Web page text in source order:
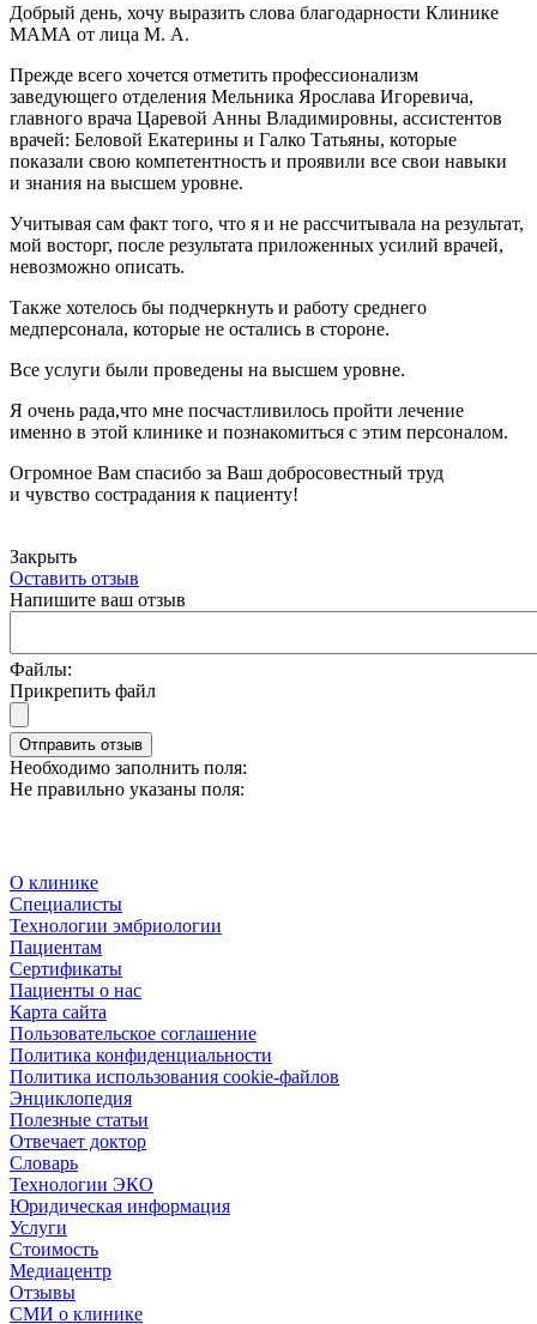
Добрый день, хочу выразить слова благодарности Клинике
МАМА от лица М. А.
Прежде всего хочется отметить профессионализм
заведующего отделения Мельника Ярослава Игоревича,
главного врача Царевой Анны Владимировны, ассистентов
врачей: Беловой Екатерины и Галко Татьяны, которые
показали свою компетентность и проявили все свои навыки
и знания на высшем уровне.
Учитывая сам факт того, что я и не рассчитывала на результат,
мой восторг, после результата приложенных усилий врачей,
невозможно описать.
Также хотелось бы подчеркнуть и работу среднего
медперсонала, которые не остались в стороне.
Все услуги были проведены на высшем уровне.
Я очень рада,что мне посчастливилось пройти лечение
именно в этой клинике и познакомиться с этим персоналом.
Огромное Вам спасибо за Ваш добросовестный труд
и чувство сострадания к пациенту!
Закрыть
Оставить отзыв
Напишите ваш отзыв
Файлы:
Прикрепить файл
Отправить отзыв
Необходимо заполнить поля:
Не правильно указаны поля:
О клинике
Специалисты
Технологии эмбриологии
Пациентам
Сертификаты
Пациенты о нас
Карта сайта
Пользовательское соглашение
Политика конфиденциальности
Политика использования cookie-файлов
Энциклопедия
Полезные статьи
Отвечает доктор
Словарь
Технологии ЭКО
Юридическая информация
Услуги
Стоимость
Медиацентр
Отзывы
СМИ о клинике